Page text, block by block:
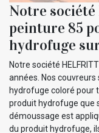
Notre société
peinture 85
hydrofuge
Notre société
années. Nos
hydrofuge coloré pour
produit hydrofuge que
démoussage est
du produit hydrofuge,